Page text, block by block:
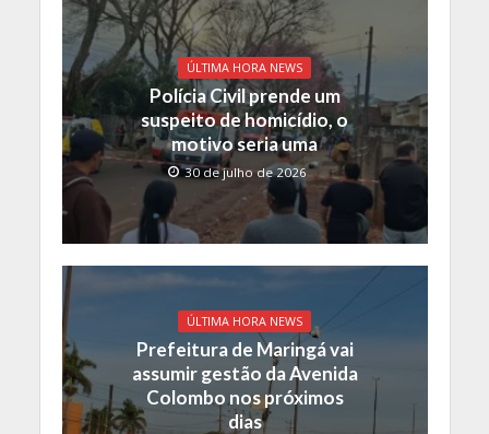
ÚLTIMA HORA NEWS
Polícia Civil prende um
suspeito de homicídio, o
motivo seria uma
30 de julho de 2026
ÚLTIMA HORA NEWS
Prefeitura de Maringá vai
assumir gestão da Avenida
Colombo nos próximos
dias